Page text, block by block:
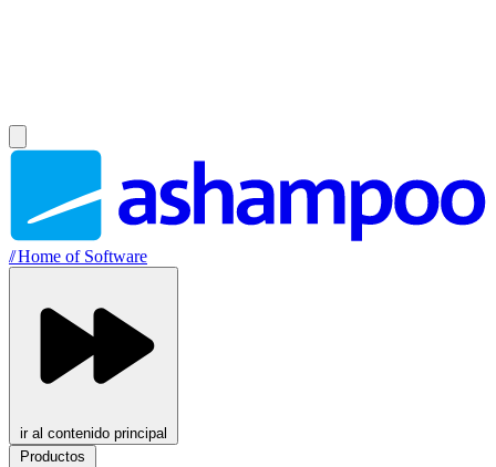
//Home of Software
ir al contenido principal
Productos